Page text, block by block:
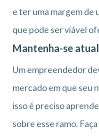
e ter uma margem de
que pode ser viável
Mantenha-se
Um empreendedor
mercado em que seu
isso é preciso
sobre esse ramo.